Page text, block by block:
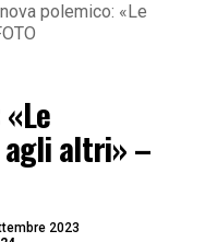
polemico: «Le
altri» –
2023